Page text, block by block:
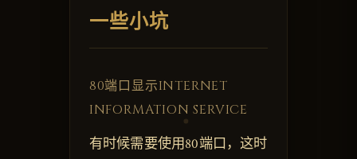
一些小坑
80端口显示INTERNET
INFORMATION SERVICE
有时候需要使用80端口，这时